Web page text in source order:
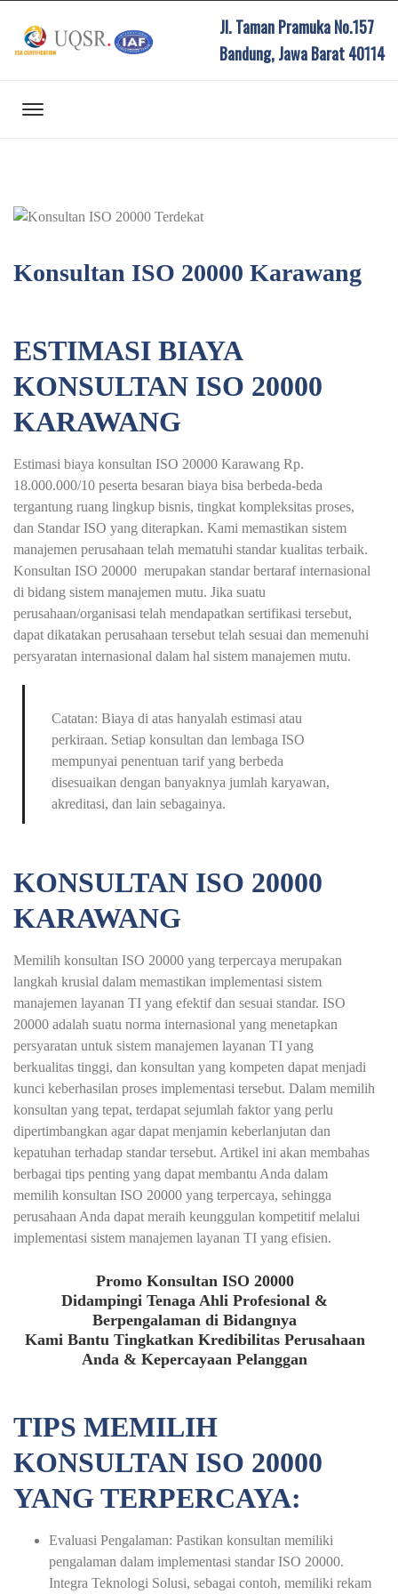
Jl. Taman Pramuka No.157
Bandung, Jawa Barat 40114
Konsultan ISO 20000 Karawang
ESTIMASI BIAYA
KONSULTAN ISO 20000
KARAWANG
Estimasi biaya konsultan ISO 20000 Karawang Rp.
18.000.000/10 peserta besaran biaya bisa berbeda-beda
tergantung ruang lingkup bisnis, tingkat kompleksitas proses,
dan Standar ISO yang diterapkan. Kami memastikan sistem
manajemen perusahaan telah mematuhi standar kualitas terbaik.
Konsultan ISO 20000 merupakan standar bertaraf internasional
di bidang sistem manajemen mutu. Jika suatu
perusahaan/organisasi telah mendapatkan sertifikasi tersebut,
dapat dikatakan perusahaan tersebut telah sesuai dan memenuhi
persyaratan internasional dalam hal sistem manajemen mutu.
Catatan: Biaya di atas hanyalah estimasi atau
perkiraan. Setiap konsultan dan lembaga ISO
mempunyai penentuan tarif yang berbeda
disesuaikan dengan banyaknya jumlah karyawan,
akreditasi, dan lain sebagainya.
KONSULTAN ISO 20000
KARAWANG
Memilih konsultan ISO 20000 yang terpercaya merupakan
langkah krusial dalam memastikan implementasi sistem
manajemen layanan TI yang efektif dan sesuai standar. ISO
20000 adalah suatu norma internasional yang menetapkan
persyaratan untuk sistem manajemen layanan TI yang
berkualitas tinggi, dan konsultan yang kompeten dapat menjadi
kunci keberhasilan proses implementasi tersebut. Dalam memilih
konsultan yang tepat, terdapat sejumlah faktor yang perlu
dipertimbangkan agar dapat menjamin keberlanjutan dan
kepatuhan terhadap standar tersebut. Artikel ini akan membahas
berbagai tips penting yang dapat membantu Anda dalam
memilih konsultan ISO 20000 yang terpercaya, sehingga
perusahaan Anda dapat meraih keunggulan kompetitif melalui
implementasi sistem manajemen layanan TI yang efisien.
Promo Konsultan ISO 20000
Didampingi Tenaga Ahli Profesional &
Berpengalaman di Bidangnya
Kami Bantu Tingkatkan Kredibilitas Perusahaan
Anda & Kepercayaan Pelanggan
TIPS MEMILIH
KONSULTAN ISO 20000
YANG TERPERCAYA:
Evaluasi Pengalaman: Pastikan konsultan memiliki
pengalaman dalam implementasi standar ISO 20000.
Integra Teknologi Solusi, sebagai contoh, memiliki rekam